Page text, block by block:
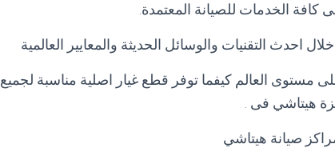
الخدمات للصيانة المعتمدة
التقنيات والوسائل الحديثة والمعايير العالمية
العالم كيفما توفر قطع غيار اصلية مناسبة لجميع
هيتاشي فى
صيانة هيتاشي